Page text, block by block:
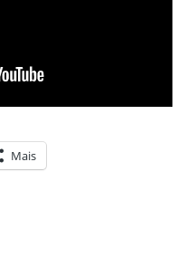
Mais